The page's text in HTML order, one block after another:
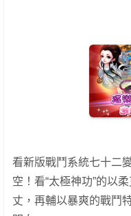
看新版戰鬥系統七十二
空！看“太極神功”的以
丈，再輔以暴爽的戰鬥